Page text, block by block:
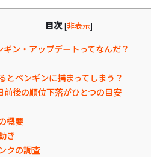
目次 [非表示]
ギン・アップデートってなんだ？
とペンギンに捕まってしまう？
前後の順位下落がひとつの目安
概要
き
クの調査